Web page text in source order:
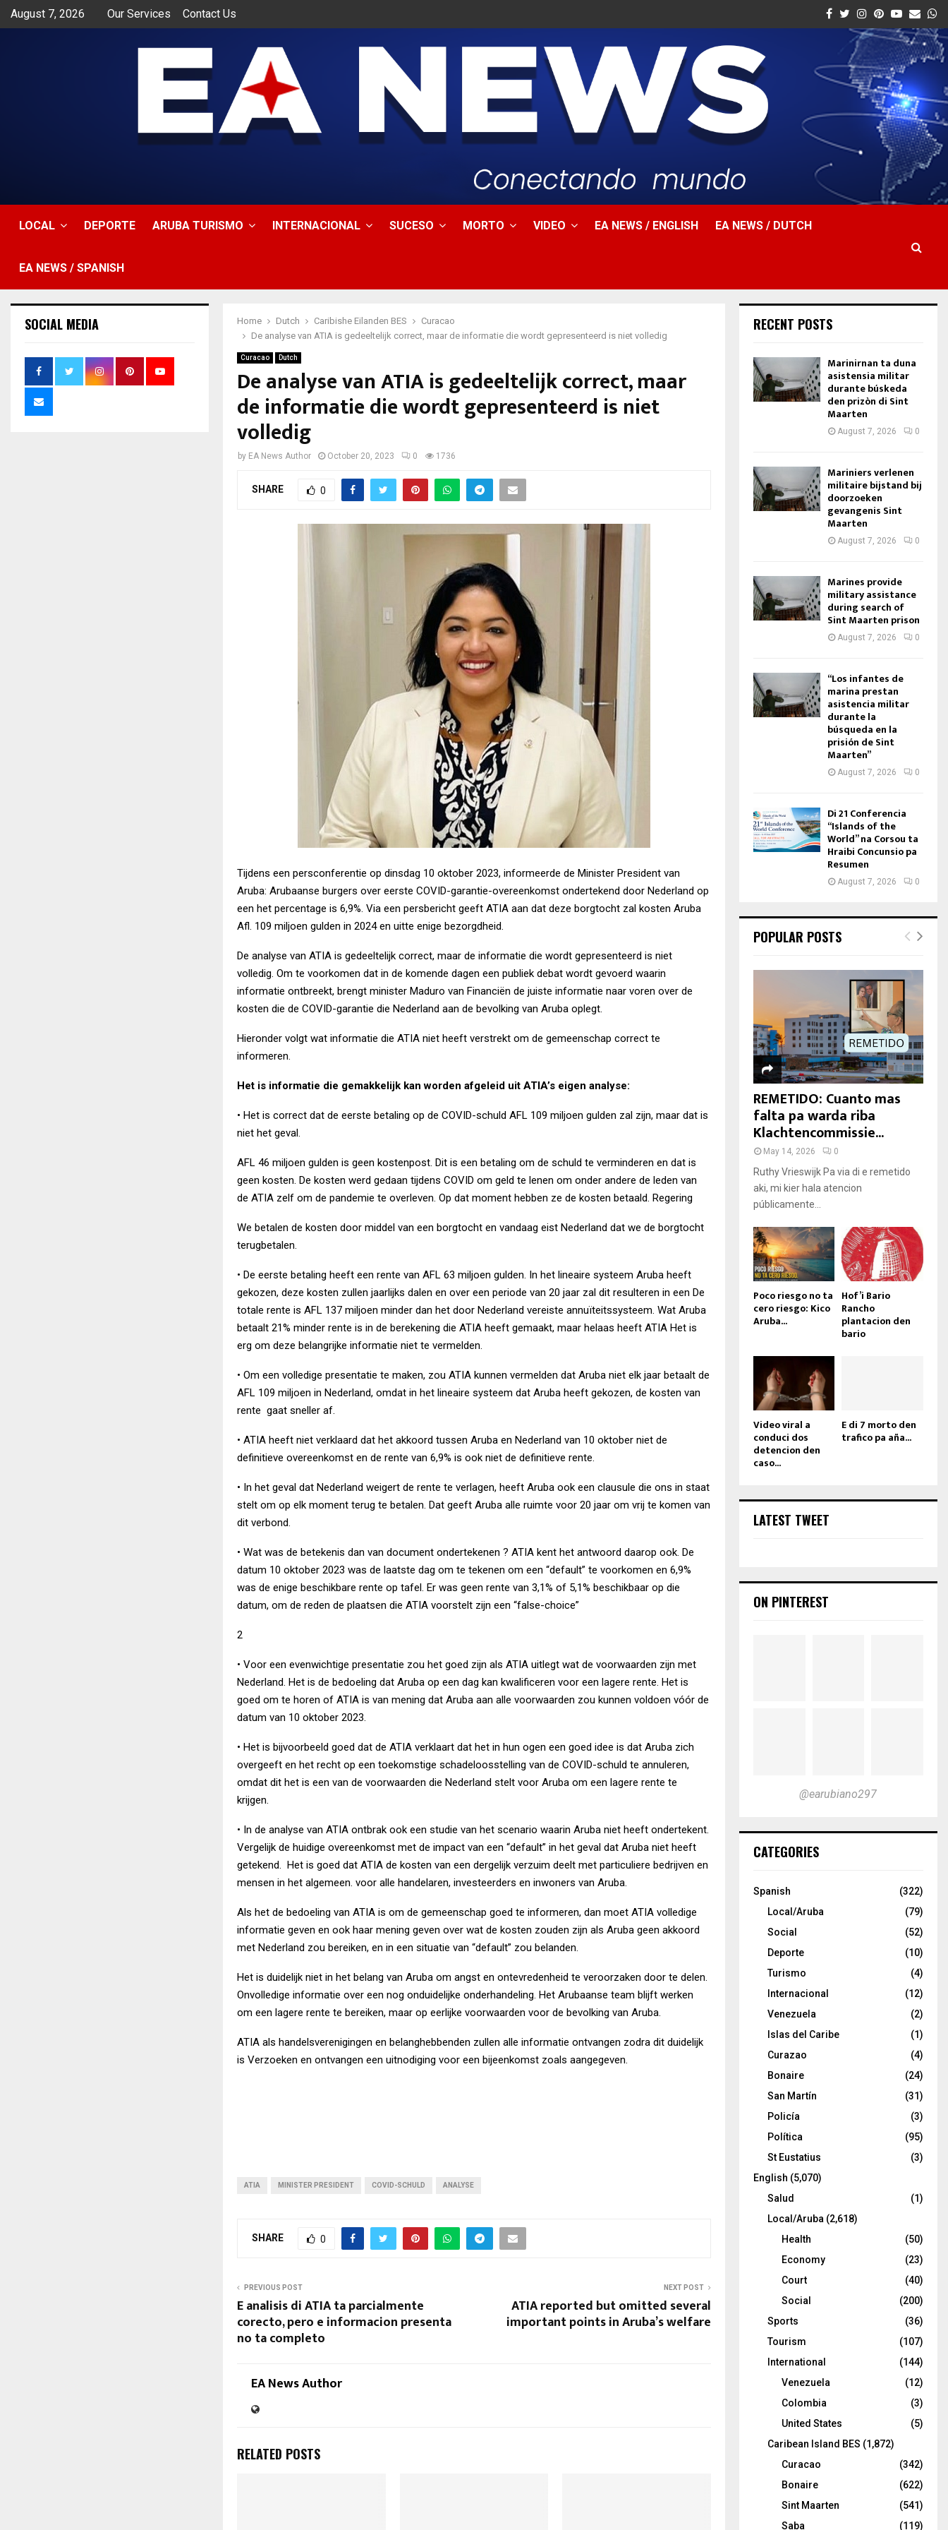
August 7, 2026 Our Services Contact Us Facebook
Twitter
Instagram
Pinterest
Youtube
Email
LOCAL DEPORTE ARUBA TURISMO INTERNACIONAL SUCESO MORTO VIDEO EA NEWS / ENGLISH EA NEWS / DUTCH
EA NEWS / SPANISH
Home Dutch Caribishe Eilanden BES
Curacao
De analyse van ATIA is gedeeltelijk correct, maar de informatie die wordt gepresenteerd is niet volledig
Curacao Dutch
De analyse van ATIA is gedeeltelijk correct, maar
de informatie die wordt gepresenteerd is niet
volledig
by EA News Author October 20, 2023 0 1736
SHARE 0
Tijdens een persconferentie op dinsdag 10 oktober 2023, informeerde de Minister President van
Aruba: Arubaanse burgers over eerste COVID-garantie-overeenkomst ondertekend door Nederland op
een het percentage is 6,9%. Via een persbericht geeft ATIA aan dat deze borgtocht zal kosten Aruba
Afl. 109 miljoen gulden in 2024 en uitte enige bezorgdheid.
De analyse van ATIA is gedeeltelijk correct, maar de informatie die wordt gepresenteerd is niet
volledig. Om te voorkomen dat in de komende dagen een publiek debat wordt gevoerd waarin
informatie ontbreekt, brengt minister Maduro van Financiën de juiste informatie naar voren over de
kosten die de COVID-garantie die Nederland aan de bevolking van Aruba oplegt.
Hieronder volgt wat informatie die ATIA niet heeft verstrekt om de gemeenschap correct te
informeren.
Het is informatie die gemakkelijk kan worden afgeleid uit ATIA’s eigen analyse:
• Het is correct dat de eerste betaling op de COVID-schuld AFL 109 miljoen gulden zal zijn, maar dat is
niet het geval.
AFL 46 miljoen gulden is geen kostenpost. Dit is een betaling om de schuld te verminderen en dat is
geen kosten. De kosten werd gedaan tijdens COVID om geld te lenen om onder andere de leden van
de ATIA zelf om de pandemie te overleven. Op dat moment hebben ze de kosten betaald. Regering
We betalen de kosten door middel van een borgtocht en vandaag eist Nederland dat we de borgtocht
terugbetalen.
• De eerste betaling heeft een rente van AFL 63 miljoen gulden. In het lineaire systeem Aruba heeft
gekozen, deze kosten zullen jaarlijks dalen en over een periode van 20 jaar zal dit resulteren in een De
totale rente is AFL 137 miljoen minder dan het door Nederland vereiste annuïteitssysteem. Wat Aruba
betaalt 21% minder rente is in de berekening die ATIA heeft gemaakt, maar helaas heeft ATIA Het is
erg om deze belangrijke informatie niet te vermelden.
• Om een volledige presentatie te maken, zou ATIA kunnen vermelden dat Aruba niet elk jaar betaalt de
AFL 109 miljoen in Nederland, omdat in het lineaire systeem dat Aruba heeft gekozen, de kosten van
rente gaat sneller af.
• ATIA heeft niet verklaard dat het akkoord tussen Aruba en Nederland van 10 oktober niet de
definitieve overeenkomst en de rente van 6,9% is ook niet de definitieve rente.
• In het geval dat Nederland weigert de rente te verlagen, heeft Aruba ook een clausule die ons in staat
stelt om op elk moment terug te betalen. Dat geeft Aruba alle ruimte voor 20 jaar om vrij te komen van
dit verbond.
• Wat was de betekenis dan van document ondertekenen ? ATIA kent het antwoord daarop ook. De
datum 10 oktober 2023 was de laatste dag om te tekenen om een “default” te voorkomen en 6,9%
was de enige beschikbare rente op tafel. Er was geen rente van 3,1% of 5,1% beschikbaar op die
datum, om de reden de plaatsen die ATIA voorstelt zijn een “false-choice”
2
• Voor een evenwichtige presentatie zou het goed zijn als ATIA uitlegt wat de voorwaarden zijn met
Nederland. Het is de bedoeling dat Aruba op een dag kan kwalificeren voor een lagere rente. Het is
goed om te horen of ATIA is van mening dat Aruba aan alle voorwaarden zou kunnen voldoen vóór de
datum van 10 oktober 2023.
• Het is bijvoorbeeld goed dat de ATIA verklaart dat het in hun ogen een goed idee is dat Aruba zich
overgeeft en het recht op een toekomstige schadeloosstelling van de COVID-schuld te annuleren,
omdat dit het is een van de voorwaarden die Nederland stelt voor Aruba om een lagere rente te
krijgen.
• In de analyse van ATIA ontbrak ook een studie van het scenario waarin Aruba niet heeft ondertekent.
Vergelijk de huidige overeenkomst met de impact van een “default” in het geval dat Aruba niet heeft
getekend. Het is goed dat ATIA de kosten van een dergelijk verzuim deelt met particuliere bedrijven en
mensen in het algemeen. voor alle handelaren, investeerders en inwoners van Aruba.
Als het de bedoeling van ATIA is om de gemeenschap goed te informeren, dan moet ATIA volledige
informatie geven en ook haar mening geven over wat de kosten zouden zijn als Aruba geen akkoord
met Nederland zou bereiken, en in een situatie van “default” zou belanden.
Het is duidelijk niet in het belang van Aruba om angst en ontevredenheid te veroorzaken door te delen.
Onvolledige informatie over een nog onduidelijke onderhandeling. Het Arubaanse team blijft werken
om een lagere rente te bereiken, maar op eerlijke voorwaarden voor de bevolking van Aruba.
ATIA als handelsverenigingen en belanghebbenden zullen alle informatie ontvangen zodra dit duidelijk
is Verzoeken en ontvangen een uitnodiging voor een bijeenkomst zoals aangegeven.
ATIA MINISTER PRESIDENT COVID-SCHULD ANALYSE
SHARE 0
PREVIOUS POST
E analisis di ATIA ta parcialmente
corecto, pero e informacion presenta
no ta completo
NEXT POST
ATIA reported but omitted several
important points in Aruba’s welfare
EA News Author
RELATED POSTS
SOCIAL MEDIA RECENT POSTS
Marinirnan ta duna
asistensia militar
durante búskeda
den prizòn di Sint
Maarten
August 7, 2026 0
Mariniers verlenen
militaire bijstand bij
doorzoeken
gevangenis Sint
Maarten
August 7, 2026 0
Marines provide
military assistance
during search of
Sint Maarten prison
August 7, 2026 0
“Los infantes de
marina prestan
asistencia militar
durante la
búsqueda en la
prisión de Sint
Maarten”
August 7, 2026 0
Di 21 Conferencia
“Islands of the
World” na Corsou ta
Hraibi Concunsio pa
Resumen
August 7, 2026 0
POPULAR POSTS
REMETIDO: Cuanto mas
falta pa warda riba
Klachtencommissie...
May 14, 2026 0
Ruthy Vrieswijk Pa via di e remetido
aki, mi kier hala atencion
públicamente...
Poco riesgo no ta
cero riesgo: Kico
Aruba...
Hof’i Bario
Rancho
plantacion den
bario
Video viral a
conduci dos
detencion den
caso...
E di 7 morto den
trafico pa aña...
LATEST TWEET
ON PINTEREST
@earubiano297
CATEGORIES
Spanish
(322)
Local/Aruba
(79)
Social
(52)
Deporte
(10)
Turismo
(4)
Internacional
(12)
Venezuela
(2)
Islas del Caribe
(1)
Curazao
(4)
Bonaire
(24)
San Martín
(31)
Policía
(3)
Política
(95)
St Eustatius
(3)
English (5,070)
Salud
(1)
Local/Aruba (2,618)
Health
(50)
Economy
(23)
Court
(40)
Social
(200)
Sports
(36)
Tourism
(107)
International
(144)
Venezuela
(12)
Colombia
(3)
United States
(5)
Caribean Island BES (1,872)
Curacao
(342)
Bonaire
(622)
Sint Maarten
(541)
Saba
(119)